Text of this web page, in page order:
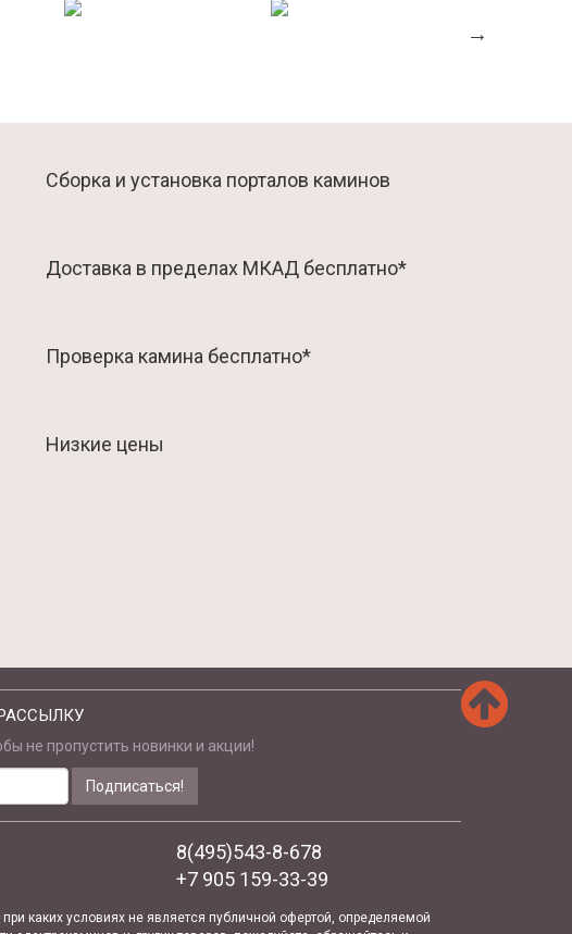
Сборка и установка порталов каминов
Доставка в пределах МКАД бесплатно*
Проверка камина бесплатно*
Низкие цены
не пропустить новинки и акции!
Подписаться!
8(495)543-8-678
+7 905 159-33-39
каких условиях не является публичной офертой, определяемой